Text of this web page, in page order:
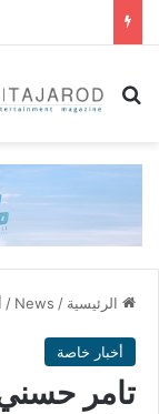
بحث عن
الرئيسية /
News
/
أخبار خاصة
تامر